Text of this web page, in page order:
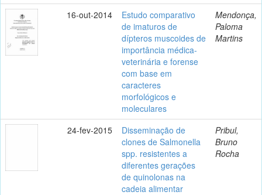
16-out-2014
Estudo comparativo
de imaturos de
dípteros muscoides de
importância médica-
veterinária e forense
com base em
caracteres
morfológicos e
moleculares
Mendonça,
Paloma
Martins
24-fev-2015
Disseminação de
clones de Salmonella
spp. resistentes a
diferentes gerações
de quinolonas na
cadeia alimentar
Pribul,
Bruno
Rocha